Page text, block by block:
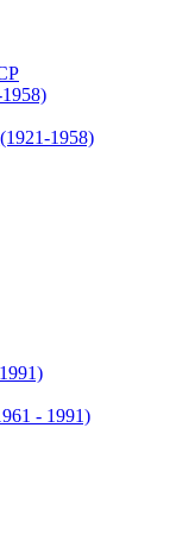
1958)
- 1991)